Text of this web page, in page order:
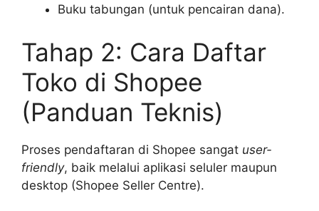
Buku tabungan (untuk pencairan dana).
Tahap 2: Cara Daftar
Toko di Shopee
(Panduan Teknis)
Proses pendaftaran di Shopee sangat user-
friendly, baik melalui aplikasi seluler maupun
desktop (Shopee Seller Centre).